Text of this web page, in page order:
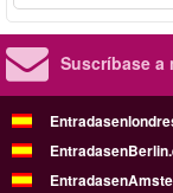
Suscríbase